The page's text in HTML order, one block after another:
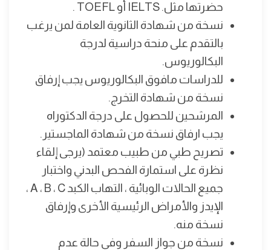
حضرتها مثل. IELTS أو TOEFL .
نسخة من شهادة الثانوية العامة لمن يرغب
بالتقدم على منحة دراسية لدرجة
البكالوريوس.
للدراسات مافوق البكالوريوس يجب إرفاق
نسخة من شهادة التخرج.
المرشحين للحصول على درجة الدكتوراه
يجب ارفاق نسخة من شهادة الماجستير.
تصريح طبي من طبيب معتمد (يرجى إلقاء
نظرة على استمارة الفحص البدني واختبار
جميع الحالات الوبائية ، التهاب الكبد A ، B ، C ،
الإيدز والأمراض الرئيسية الأخرى وإرفاق
نسخة منه.
نسخة من جواز السفر وفي حالة عدم